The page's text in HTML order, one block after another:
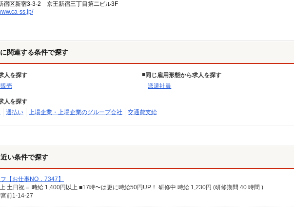
宿区新宿3-3-2 京王新宿三丁目第二ビル3F
ss.jp/
関連する条件で探す
人を探す
売
同じ雇用形態から求人を探す
派遣社員
人を探す
週払い 上場企業・上場企業のグループ会社 交通費支給
い条件で探す
【お仕事NO．7347】
土日祝＝ 時給 1,400円以上 ■17時〜は更に時給50円UP！ 研修中 時給 1,230円 (研修期間 40 時間 )
前1-14-27